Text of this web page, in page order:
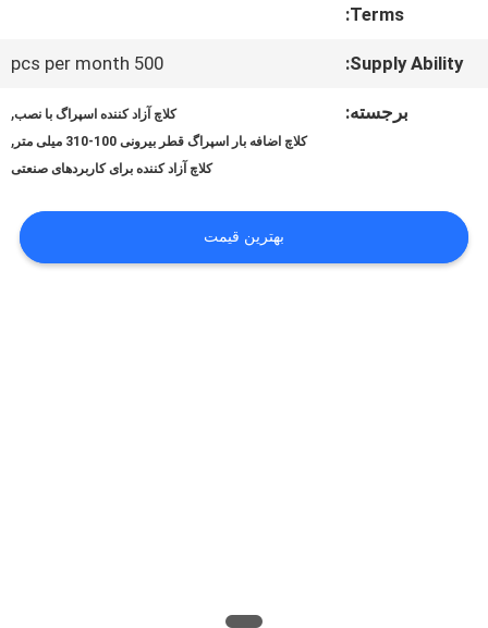
ما
اخبار
Terms:
Supply Ability:
500 pcs per month
برجسته: کلاچ آزاد کننده اسپراگ با نصب,
کلاچ اضافه بار اسپراگ قطر بیرونی 100-310 میلی متر ,
کلاچ آزاد کننده برای کاربردهای صنعتی
بهترین قیمت